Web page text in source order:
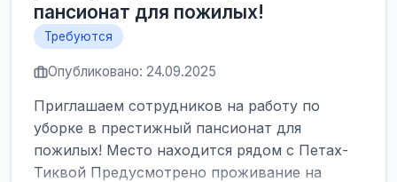
пансионат для пожилых!
Требуются
Опубликовано: 24.09.2025
Приглашаем сотрудников на работу по
уборке в престижный пансионат для
пожилых! Место находится рядом с Петах-
Тиквой Предусмотрено проживание на